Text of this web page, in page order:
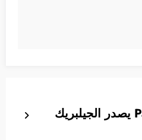
عاجل: فريق Pangu يصدر الجيلبريك